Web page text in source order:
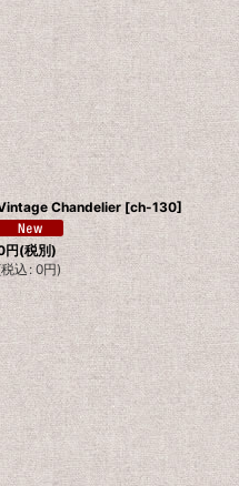
Chandelier [ch-130]
円(税別)
税込 : 0円)